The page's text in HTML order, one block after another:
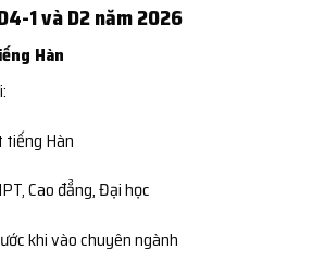
1 và D2 năm 2026
Hàn
tiếng Hàn
Cao đẳng, Đại học
khi vào chuyên ngành